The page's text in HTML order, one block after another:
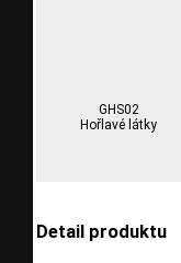
GHS02
Hořlavé látky
Detail produktu